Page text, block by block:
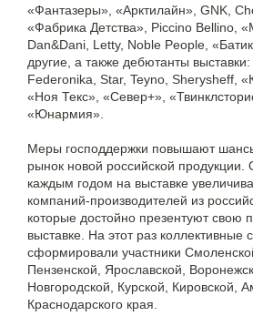
«Фантазеры», «Арктилайн», GNK,
«Фабрика Детства», Piccino Bellino,
Dan&Dani, Letty, Noble People,
другие, а также дебютанты
Federonika, Star, Teyno, Sherysheff,
«Ноя Текс», «Север+»,
«Юнармия».
Меры господдержки повышают
рынок новой российской продукции.
каждым годом на выставке
компаний-производителей из
которые достойно презентуют свою
выставке. На этот раз коллективные
сформировали участники
Пензенской, Ярославской,
Новгородской, Курской, Кировской,
Краснодарского края.